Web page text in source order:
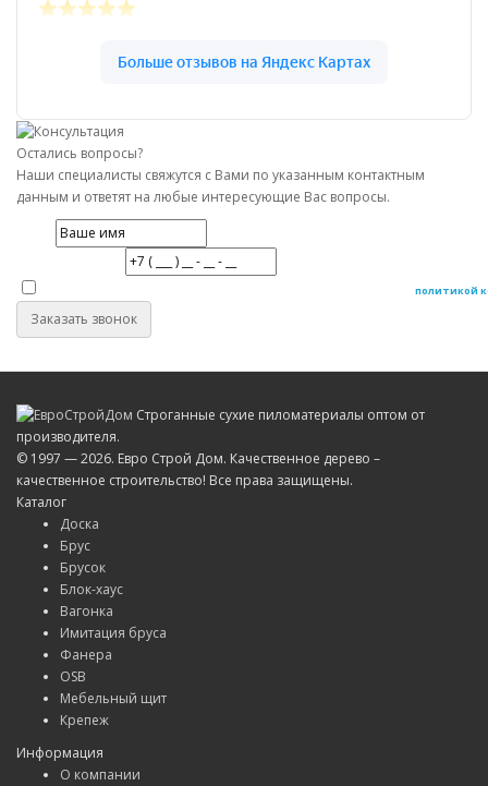
Остались вопросы?
Наши специалисты свяжутся с Вами по указанным контактным
данным и ответят на любые интересующие Вас вопросы.
Даю согласие на обработку персональных данных в соответствие сполитикой
Заказать звонок
Строганные сухие пиломатериалы оптом от
производителя.
© 1997 — 2026. Евро Строй Дом. Качественное дерево –
качественное строительство! Все права защищены.
Каталог
Доска
Брус
Брусок
Блок-хаус
Вагонка
Имитация бруса
Фанера
OSB
Мебельный щит
Крепеж
Информация
О компании